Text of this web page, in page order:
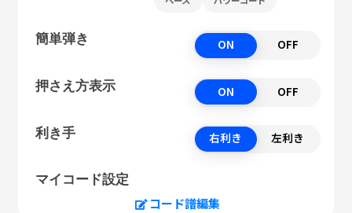
簡単弾き ON OFF
押さえ方表示 ON OFF
利き手 右利き 左利き
マイコード設定
コード譜編集